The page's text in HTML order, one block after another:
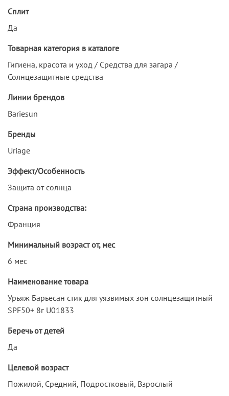
Сплит
Да
Товарная категория в каталоге
Гигиена, красота и уход / Средства для загара /
Солнцезащитные средства
Линии брендов
Bariesun
Бренды
Uriage
Эффект/Особенность
Защита от солнца
Страна производства:
Франция
Минимальный возраст от, мес
6 мес
Наименование товара
Урьяж Барьесан стик для уязвимых зон солнцезащитный
SPF50+ 8г U01833
Беречь от детей
Да
Целевой возраст
Пожилой, Средний, Подростковый, Взрослый